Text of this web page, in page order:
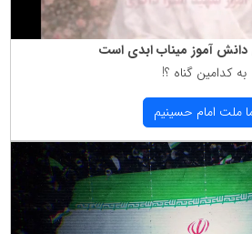
آموز میناب ابدی است
به كدامین گناه ؟!
ملت امام حسینیم